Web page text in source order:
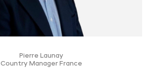
Pierre Launay
Country Manager France